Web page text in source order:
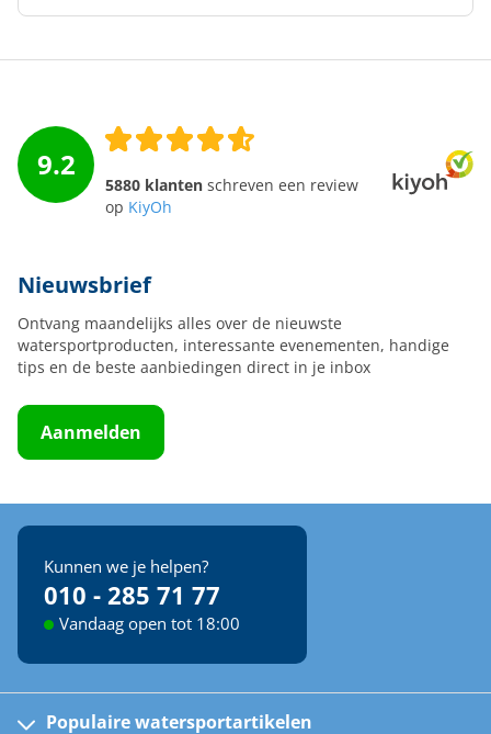
9.2
5880 klanten schreven een review
op KiyOh
Nieuwsbrief
Ontvang maandelijks alles over de nieuwste
watersportproducten, interessante evenementen, handige
tips en de beste aanbiedingen direct in je inbox
Aanmelden
Kunnen we je helpen?
010 - 285 71 77
Vandaag open tot 18:00
Populaire watersportartikelen